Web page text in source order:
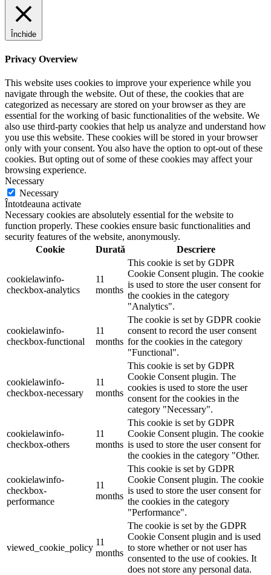
Închide
Privacy Overview
This website uses cookies to improve your experience while you
navigate through the website. Out of these, the cookies that are
categorized as necessary are stored on your browser as they are
essential for the working of basic functionalities of the website. We
also use third-party cookies that help us analyze and understand how
you use this website. These cookies will be stored in your browser
only with your consent. You also have the option to opt-out of these
cookies. But opting out of some of these cookies may affect your
browsing experience.
Necessary
Necessary
Întotdeauna activate
Necessary cookies are absolutely essential for the website to
function properly. These cookies ensure basic functionalities and
security features of the website, anonymously.
Cookie
Durată Descriere
cookielawinfo-
checkbox-analytics
11
months
This cookie is set by GDPR
Cookie Consent plugin. The cookie
is used to store the user consent for
the cookies in the category
"Analytics".
cookielawinfo-
checkbox-functional
11
months
The cookie is set by GDPR cookie
consent to record the user consent
for the cookies in the category
"Functional".
cookielawinfo-
checkbox-necessary
11
months
This cookie is set by GDPR
Cookie Consent plugin. The
cookies is used to store the user
consent for the cookies in the
category "Necessary".
cookielawinfo-
checkbox-others
11
months
This cookie is set by GDPR
Cookie Consent plugin. The cookie
is used to store the user consent for
the cookies in the category "Other.
cookielawinfo-
checkbox-
performance
11
months
This cookie is set by GDPR
Cookie Consent plugin. The cookie
is used to store the user consent for
the cookies in the category
"Performance".
viewed_cookie_policy
11
months
The cookie is set by the GDPR
Cookie Consent plugin and is used
to store whether or not user has
consented to the use of cookies. It
does not store any personal data.